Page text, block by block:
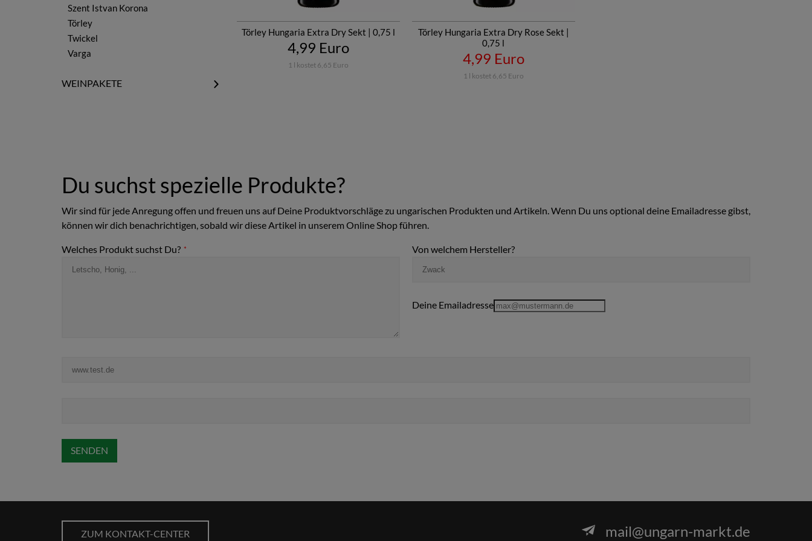
alle Weine
Kekfrankos
Kéknyelü
Kiralyleanyka
Medina
Muskateller / Muskotaly
Sauvignon Blanc
Syrah / Shiraz
Szürkebarát
Gewürztraminer
Zéta
Zweigelt
Szent Istvan Korona
Törley
Twickel
Varga
WEINPAKETE
Weinhighlights
Törley Hungaria Extra Dry Sekt | 0,75 l
4,99 Euro
1 l kostet 6,65 Euro
Törley Hungaria Extra Dry Rose Sekt |
0,75 l
4,99 Euro
1 l kostet 6,65 Euro
Du suchst spezielle Produkte?
Wir sind für jede Anregung offen und freuen uns auf Deine Produktvorschläge zu ungarischen Produkten und Artikeln. Wenn Du uns optional deine Emailadresse gibst,
können wir dich benachrichtigen, sobald wir diese Artikel in unserem Online Shop führen.
Welches Produkt suchst Du? * Von welchem Hersteller?
Deine Emailadresse
SENDEN
ZUM KONTAKT-CENTER mail@ungarn-markt.de